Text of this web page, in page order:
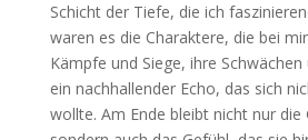
Schicht der Tiefe, die ich
waren es die Charaktere, die bei
Kämpfe und Siege, ihre
ein nachhallender Echo, das sich
wollte. Am Ende bleibt nicht nur die